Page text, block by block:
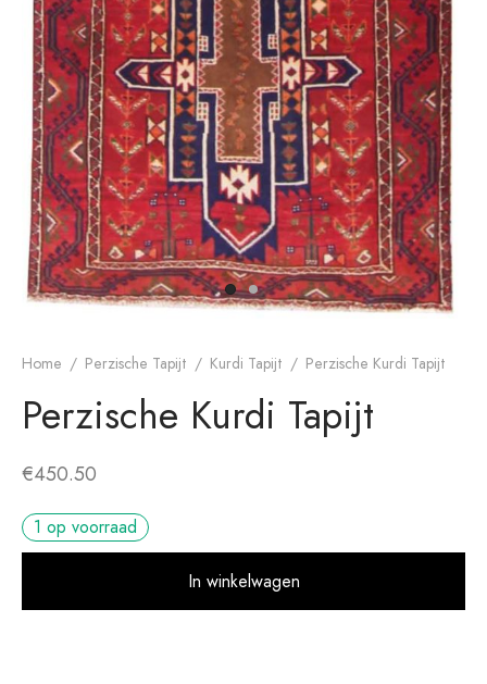
Home / Perzische Tapijt / Kurdi Tapijt / Perzische Kurdi Tapijt
Perzische Kurdi Tapijt
€450.50
1 op voorraad
In winkelwagen